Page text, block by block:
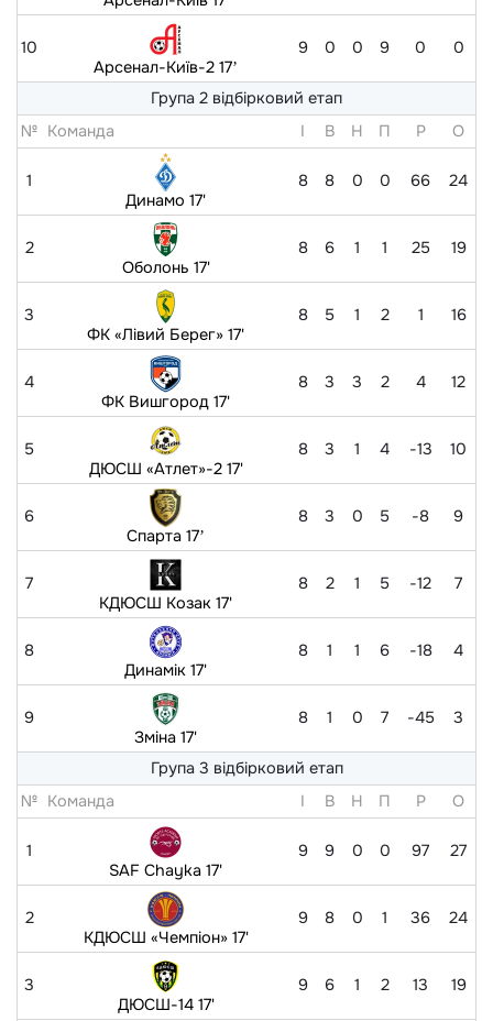
10
Арсенал-Київ-2 17ʼ
9 0 0 9 0 0
Група 2 відбірковий етап
№ Команда I В Н П Р O
1
Динамо 17'
8 8 0 0 66 24
2
Оболонь 17'
8 6 1 1 25 19
3
ФК «Лівий Берег» 17'
8 5 1 2 1 16
4
ФК Вишгород 17'
8 3 3 2 4 12
5
ДЮСШ «Атлет»-2 17'
8 3 1 4 -13 10
6
Спарта 17ʼ
8 3 0 5 -8 9
7
КДЮСШ Козак 17'
8 2 1 5 -12 7
8
Динамік 17'
8 1 1 6 -18 4
9
Зміна 17'
8 1 0 7 -45 3
Група 3 відбірковий етап
№ Команда I В Н П Р O
1
SAF Chayka 17'
9 9 0 0 97 27
2
КДЮСШ «Чемпіон» 17'
9 8 0 1 36 24
3
ДЮСШ-14 17'
9 6 1 2 13 19